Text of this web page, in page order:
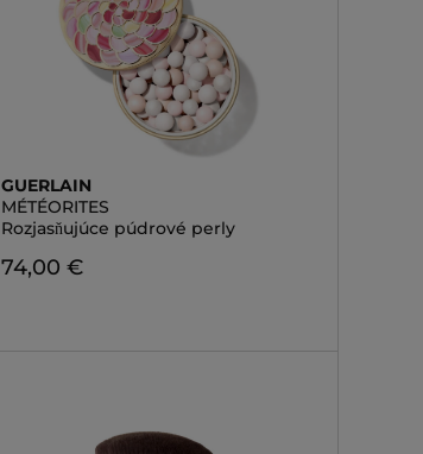
GUERLAIN
MÉTÉORITES
Rozjasňujúce púdrové perly
74,00 €